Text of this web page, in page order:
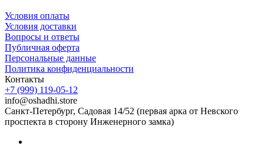
Условия оплаты
Условия доставки
Вопросы и ответы
Публичная оферта
Персональные данные
Политика конфиденциальности
Контакты
+7 (999) 119-05-12
info@oshadhi.store
Санкт-Петербург, Садовая 14/52 (первая арка от Невского
проспекта в сторону Инженерного замка)